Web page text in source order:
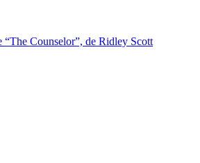
“The Counselor”, de Ridley Scott